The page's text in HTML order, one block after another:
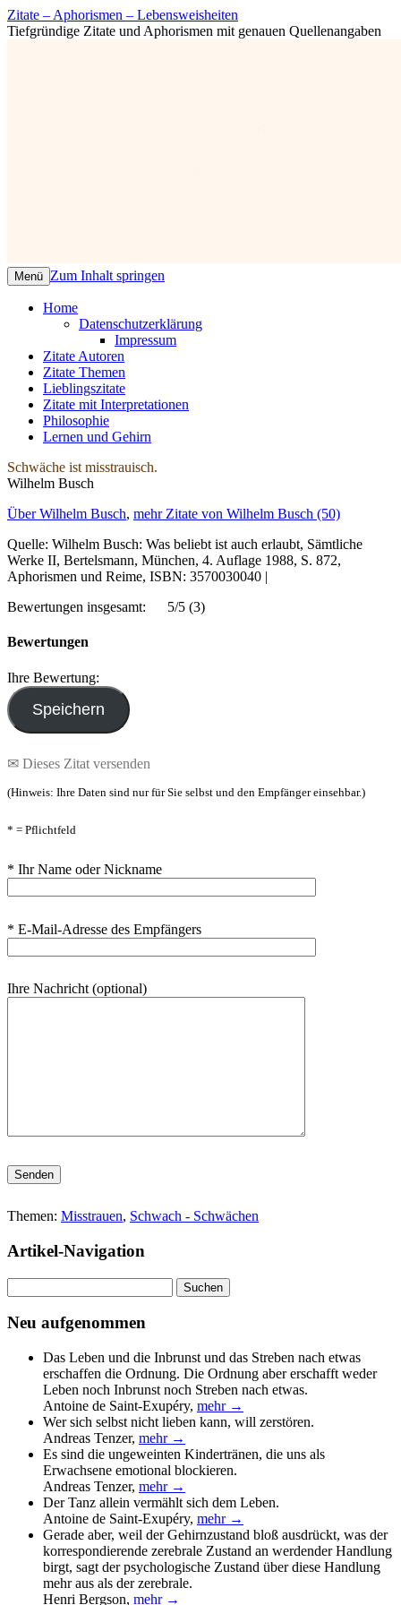
Zitate – Aphorismen – Lebensweisheiten
Tiefgründige Zitate und Aphorismen mit genauen Quellenangaben
Menü Zum Inhalt springen
Home
Datenschutzerklärung
Impressum
Zitate Autoren
Zitate Themen
Lieblingszitate
Zitate mit Interpretationen
Philosophie
Lernen und Gehirn
Schwäche ist misstrauisch.
Wilhelm Busch
Über Wilhelm Busch, mehr Zitate von Wilhelm Busch (50)
Quelle: Wilhelm Busch: Was beliebt ist auch erlaubt, Sämtliche
Werke II, Bertelsmann, München, 4. Auflage 1988, S. 872,
Aphorismen und Reime, ISBN: 3570030040 |
Bewertungen insgesamt:
5/5 (3)
Bewertungen
Ihre Bewertung:
✉ Dieses Zitat versenden
(Hinweis: Ihre Daten sind nur für Sie selbst und den Empfänger einsehbar.)
* = Pflichtfeld
* Ihr Name oder Nickname
* E-Mail-Adresse des Empfängers
Ihre Nachricht (optional)
Bitte lasse dieses Feld leer.
Themen: Misstrauen, Schwach - Schwächen
Artikel-Navigation
nach:
Neu aufgenommen
Das Leben und die Inbrunst und das Streben nach etwas
erschaffen die Ordnung. Die Ordnung aber erschafft weder
Leben noch Inbrunst noch Streben nach etwas.
Antoine de Saint-Exupéry, mehr →
Wer sich selbst nicht lieben kann, will zerstören.
Andreas Tenzer, mehr →
Es sind die ungeweinten Kindertränen, die uns als
Erwachsene emotional blockieren.
Andreas Tenzer, mehr →
Der Tanz allein vermählt sich dem Leben.
Antoine de Saint-Exupéry, mehr →
Gerade aber, weil der Gehirnzustand bloß ausdrückt, was der
korrespondierende zerebrale Zustand an werdender Handlung
birgt, sagt der psychologische Zustand über diese Handlung
mehr aus als der zerebrale.
Henri Bergson, mehr →